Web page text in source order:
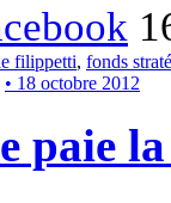
filippetti, fonds
• 18 octobre 2012
paie